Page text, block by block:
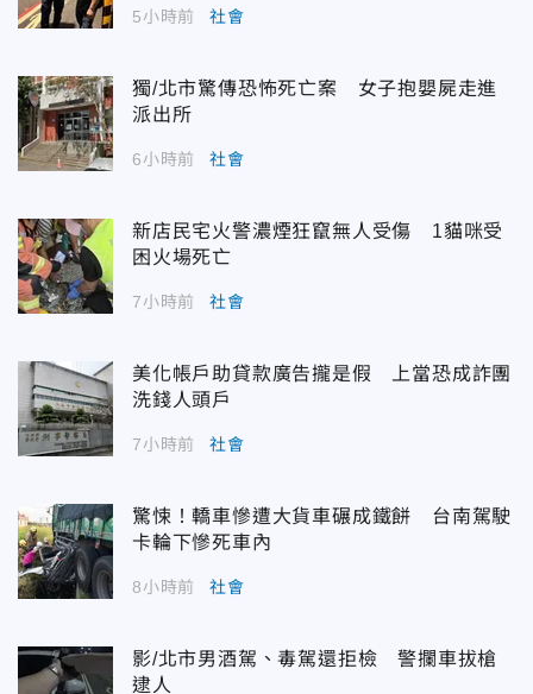
5小時前 社會
獨/北市驚傳恐怖死亡案 女子抱嬰屍走進
派出所
6小時前 社會
新店民宅火警濃煙狂竄無人受傷 1貓咪受
困火場死亡
7小時前 社會
美化帳戶助貸款廣告攏是假 上當恐成詐團
洗錢人頭戶
7小時前 社會
驚悚！轎車慘遭大貨車碾成鐵餅 台南駕駛
卡輪下慘死車內
8小時前 社會
影/北市男酒駕、毒駕還拒檢 警攔車拔槍
逮人